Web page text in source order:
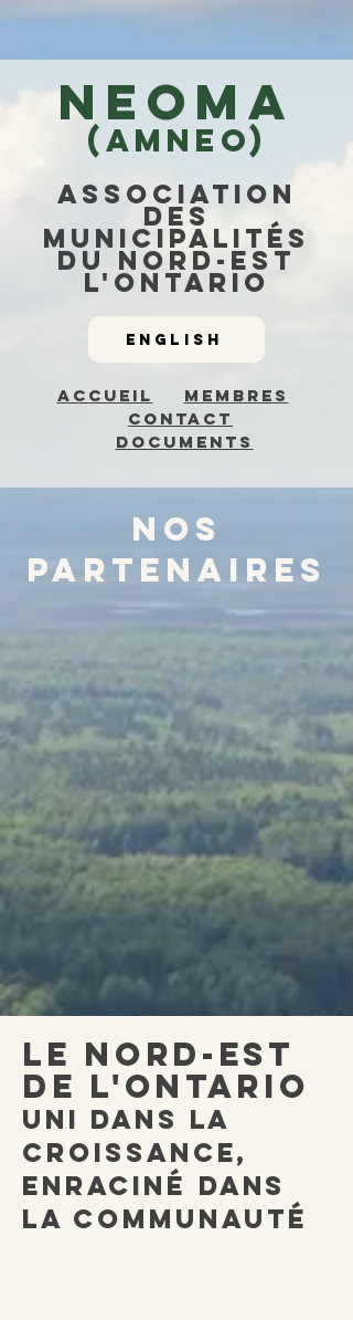
NEO Ma
(Amneo)
association
des
municipalitÉs
du nord-est
l'ontario
ENGLISH
Accueil
Membres
Contact
Documents
nos
partenaires
le nord-est
de l'ontario
uni dans la
croissance,
enracin É dans
la communautÉ